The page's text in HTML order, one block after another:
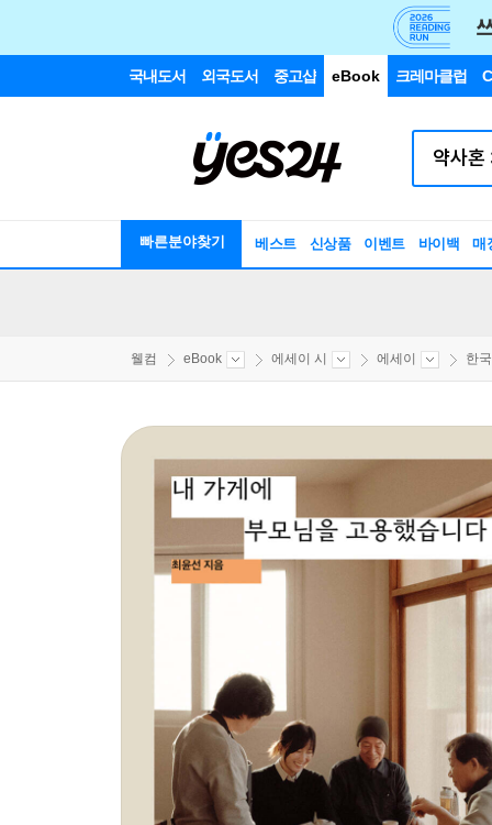
국내도서 외국도서 중고샵 eBook 크레마클럽
빠른분야찾기 베스트 신상품 이벤트 바이백 매
웰컴 eBook 에세이 시 에세이 한